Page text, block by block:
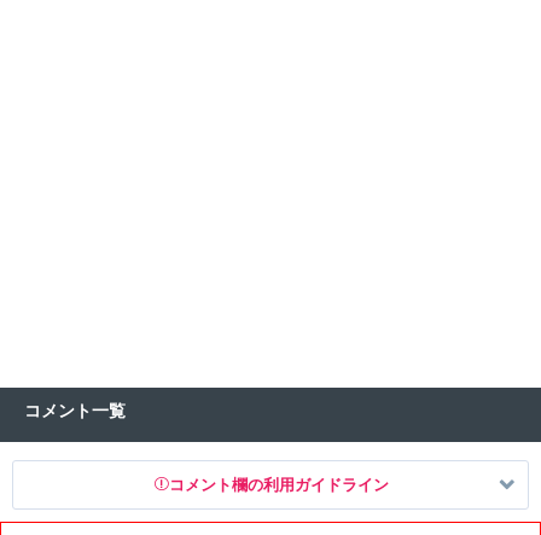
コメント一覧
コメント欄の利用ガイドライン